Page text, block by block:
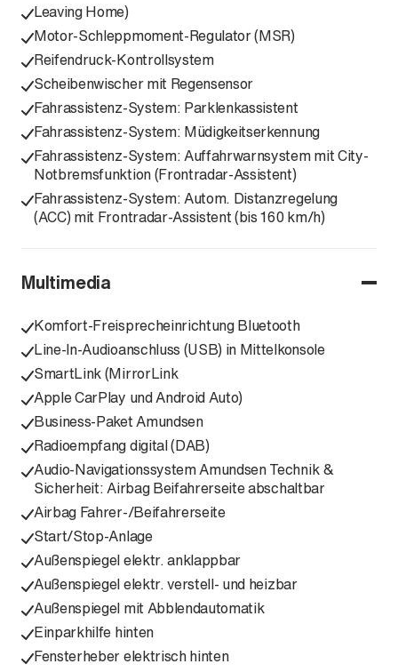
Leaving Home)
Motor-Schleppmoment-Regulator (MSR)
Reifendruck-Kontrollsystem
Scheibenwischer mit Regensensor
Fahrassistenz-System: Parklenkassistent
Fahrassistenz-System: Müdigkeitserkennung
Fahrassistenz-System: Auffahrwarnsystem mit City-
Notbremsfunktion (Frontradar-Assistent)
Fahrassistenz-System: Autom. Distanzregelung
(ACC) mit Frontradar-Assistent (bis 160 km/h)
Multimedia
Komfort-Freisprecheinrichtung Bluetooth
Line-In-Audioanschluss (USB) in Mittelkonsole
SmartLink (MirrorLink
Apple CarPlay und Android Auto)
Business-Paket Amundsen
Radioempfang digital (DAB)
Audio-Navigationssystem Amundsen Technik &
Sicherheit: Airbag Beifahrerseite abschaltbar
Airbag Fahrer-/Beifahrerseite
Start/Stop-Anlage
Außenspiegel elektr. anklappbar
Außenspiegel elektr. verstell- und heizbar
Außenspiegel mit Abblendautomatik
Einparkhilfe hinten
Fensterheber elektrisch hinten